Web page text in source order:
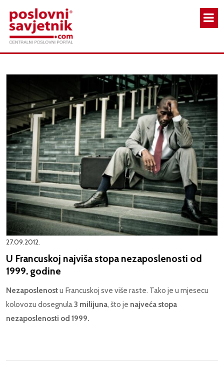
27.09.2012.
U Francuskoj najviša stopa nezaposlenosti od
1999. godine
Nezaposlenostu Francuskoj sve više raste. Tako je u mjesecu
kolovozu dosegnula3 milijuna, što je najveća stopa
nezaposlenosti od 1999.